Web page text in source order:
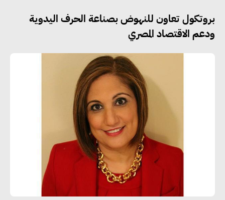
بروتكول تعاون للنهوض بصناعة الحرف اليدوية
ودعم الاقتصاد المصري